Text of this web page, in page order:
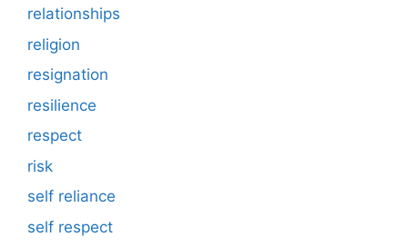
relationships
religion
resignation
resilience
respect
risk
self reliance
self respect